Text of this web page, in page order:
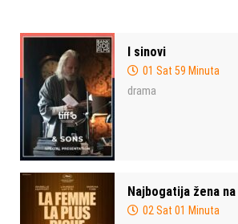
I sinovi
01 Sat 59 Minuta
drama
Najbogatija žena
02 Sat 01 Minuta